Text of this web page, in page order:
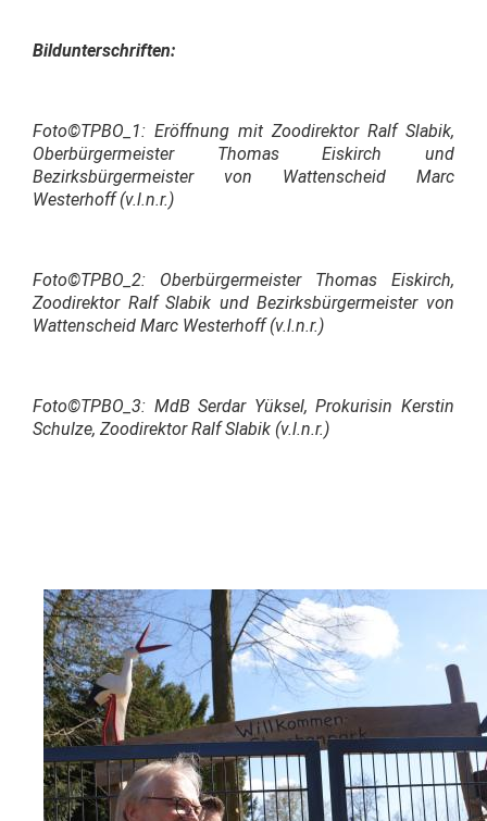
Bildunterschriften:
Foto©TPBO_1: Eröffnung mit Zoodirektor Ralf Slabik,
Oberbürgermeister Thomas Eiskirch und
Bezirksbürgermeister von Wattenscheid Marc
Westerhoff (v.l.n.r.)
Foto©TPBO_2: Oberbürgermeister Thomas Eiskirch,
Zoodirektor Ralf Slabik und Bezirksbürgermeister von
Wattenscheid Marc Westerhoff (v.l.n.r.)
Foto©TPBO_3: MdB Serdar Yüksel, Prokurisin Kerstin
Schulze, Zoodirektor Ralf Slabik (v.l.n.r.)